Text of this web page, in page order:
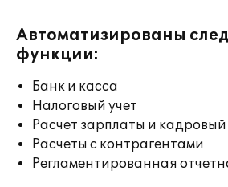
Автоматизированы
функции:
Банк и касса
Налоговый учет
Расчет зарплаты и кадровый
Расчеты с контрагентами
Регламентированная